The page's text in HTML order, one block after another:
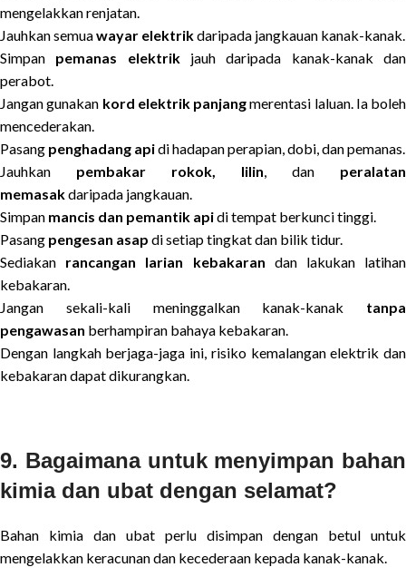
mengelakkan renjatan.
Jauhkan semuawayar elektrikdaripada jangkauan kanak-kanak.
Simpan pemanas elektrikjauh daripada kanak-kanak dan
perabot.
Jangan gunakan kord elektrik panjangmerentasi laluan. Ia boleh
mencederakan.
Pasang penghadang apidi hadapan perapian, dobi, dan pemanas.
Jauhkan pembakar rokok, lilin, dan peralatan
memasakdaripada jangkauan.
Simpan mancis dan pemantik apidi tempat berkunci tinggi.
Pasang pengesan asap di setiap tingkat dan bilik tidur.
Sediakan rancangan larian kebakaran dan lakukan latihan
kebakaran.
Jangan sekali-kali meninggalkan kanak-kanak tanpa
pengawasan berhampiran bahaya kebakaran.
Dengan langkah berjaga-jaga ini, risiko kemalangan elektrik dan
kebakaran dapat dikurangkan.
9. Bagaimana untuk menyimpan bahan
kimia dan ubat dengan selamat?
Bahan kimia dan ubat perlu disimpan dengan betul untuk
mengelakkan keracunan dan kecederaan kepada kanak-kanak.